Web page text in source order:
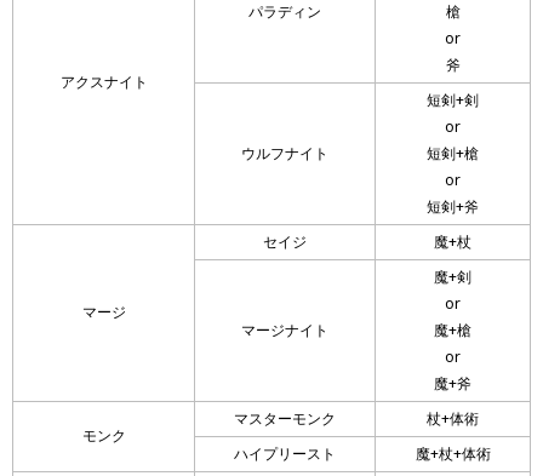
アクスナイト
パラディン
槍
or
斧
ウルフナイト
短剣+剣
or
短剣+槍
or
短剣+斧
マージ
セイジ 魔+杖
マージナイト
魔+剣
or
魔+槍
or
魔+斧
モンク
マスターモンク
杖+体術
ハイプリースト
魔+杖+体術